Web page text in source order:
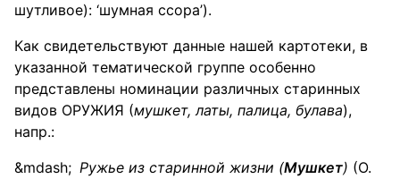
шутливое): ‘шумная ссора’).
Как свидетельствуют данные нашей картотеки, в
указанной тематической группе особенно
представлены номинации различных старинных
видов ОРУЖИЯ (мушкет, латы, палица, булава),
напр.:
Ружье из старинной жизни (Мушкет) (О.